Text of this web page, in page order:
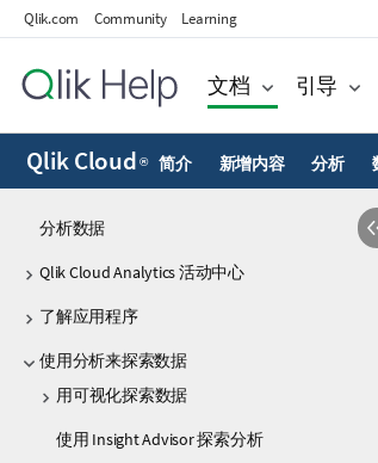
Qlik.com Community Learning
文档 引导
Qlik Cloud ® 简介 新增内容 分析
分析数据
Qlik Cloud Analytics 活动中心
了解应用程序
使用分析来探索数据
用可视化探索数据
使用 Insight Advisor 探索分析